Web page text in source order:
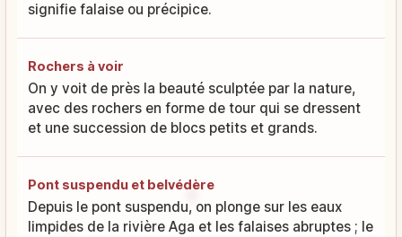
signifie falaise ou précipice.
Rochers à voir
On y voit de près la beauté sculptée par la nature,
avec des rochers en forme de tour qui se dressent
et une succession de blocs petits et grands.
Pont suspendu et belvédère
Depuis le pont suspendu, on plonge sur les eaux
limpides de la rivière Aga et les falaises abruptes ; le